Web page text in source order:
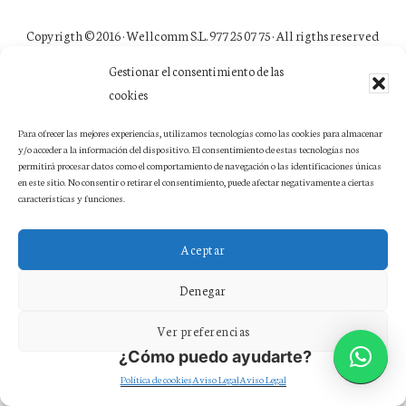
Gestionar el consentimiento de las
cookies
Para ofrecer las mejores experiencias, utilizamos tecnologías como las cookies para almacenar
y/o acceder a la información del dispositivo. El consentimiento de estas tecnologías nos
permitirá procesar datos como el comportamiento de navegación o las identificaciones únicas
en este sitio. No consentir o retirar el consentimiento, puede afectar negativamente a ciertas
características y funciones.
Aceptar
Denegar
Ver preferencias
Política de cookiesAviso LegalAviso Legal
Copyrigth © 2016 ·Wellcomm S.L. 977 25 07 75· All rigths reserved
¿Cómo puedo ayudarte?